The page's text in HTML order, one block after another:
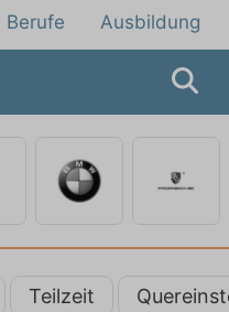
Berufe Ausbildung
Teilzeit